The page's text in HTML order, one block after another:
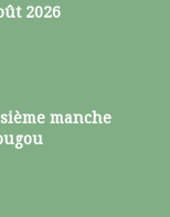
2026
manche